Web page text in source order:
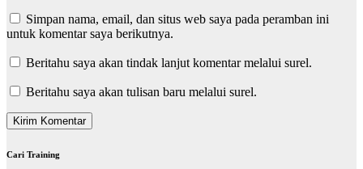
Simpan nama, email, dan situs web saya pada peramban ini
untuk komentar saya berikutnya.
Beritahu saya akan tindak lanjut komentar melalui surel.
Beritahu saya akan tulisan baru melalui surel.
Cari Training